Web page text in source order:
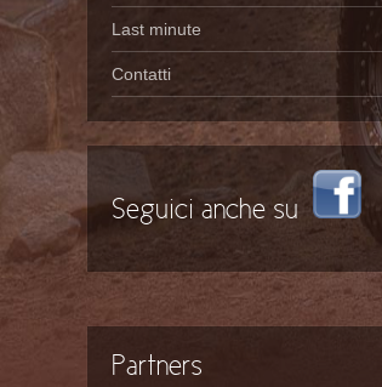
Last minute
Contatti
Seguici anche su
Partners